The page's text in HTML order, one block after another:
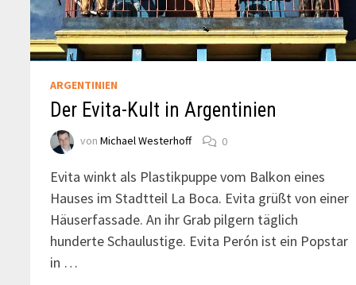
ARGENTINIEN
Der Evita-Kult in Argentinien
vonMichael Westerhoff 0
Evita winkt als Plastikpuppe vom Balkon eines
Hauses im Stadtteil La Boca. Evita grüßt von einer
Häuserfassade. An ihr Grab pilgern täglich
hunderte Schaulustige. Evita Perón ist ein Popstar
in …